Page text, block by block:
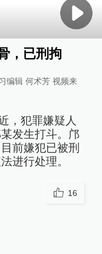
，已刑拘
编辑 何术芳 视频来
，犯罪嫌疑人
发生打斗。邝
前嫌犯已被刑
进行处理。
16